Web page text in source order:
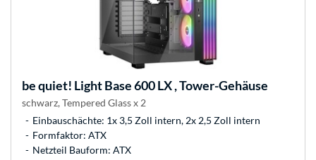
be quiet! Light Base 600 LX , Tower-Gehäuse
schwarz, Tempered Glass x 2
Einbauschächte: 1x 3,5 Zoll intern, 2x 2,5 Zoll intern
Formfaktor: ATX
Netzteil Bauform: ATX